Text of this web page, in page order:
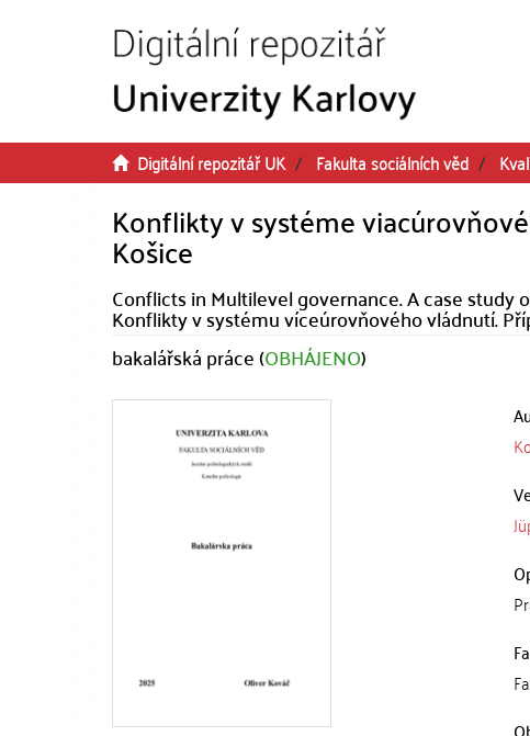
Digitální repozitář UK Fakulta sociálních věd
Konflikty v systéme
Košice
Conflicts in Multilevel governance. A case study
Konflikty v systému víceúrovňového vládnutí.
bakalářská práce (OBHÁJENO)